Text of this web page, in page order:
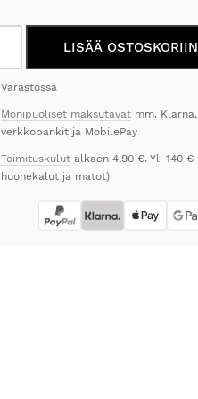
LISÄÄ OSTOSKORIIN
Varastossa
Monipuoliset maksutavatmm.
verkkopankit ja MobilePay
Toimituskulutalkaen 4,90 €. Yli 140
huonekalut ja matot)